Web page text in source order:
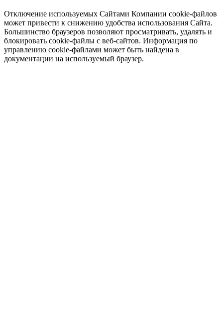
Отключение используемых Сайтами Компании cookie-файлов
может привести к снижению удобства использования Сайта.
Большинство браузеров позволяют просматривать, удалять и
блокировать cookie-файлы c веб-сайтов. Информация по
управлению cookie-файлами может быть найдена в
документации на используемый браузер.